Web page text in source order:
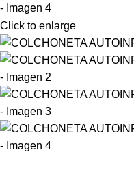
Click to enlarge